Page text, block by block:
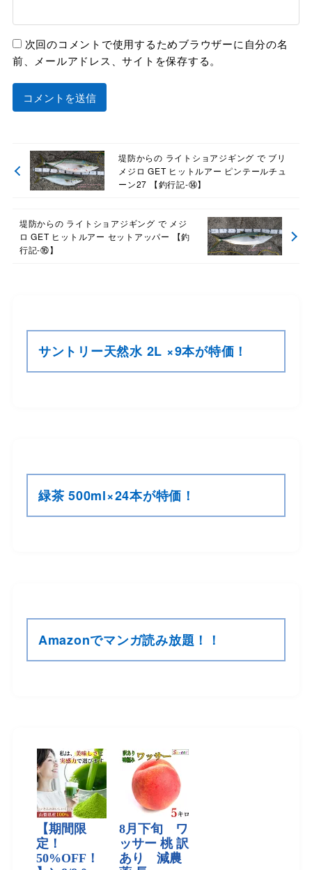
次回のコメントで使用するためブラウザーに自分の名
前、メールアドレス、サイトを保存する。
堤防からの ライトショアジギング で ブリ
メジロ GET ヒットルアー ピンテールチュ
ーン27 【釣行記-⑭】
堤防からの ライトショアジギング で メジ
ロ GET ヒットルアー セットアッパー 【釣
行記-⑯】
サントリー天然水 2L ×9本が特価！
緑茶 500ml×24本が特価！
Amazonでマンガ読み放題！！